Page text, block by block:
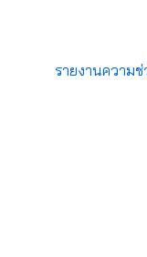
รายงานความ